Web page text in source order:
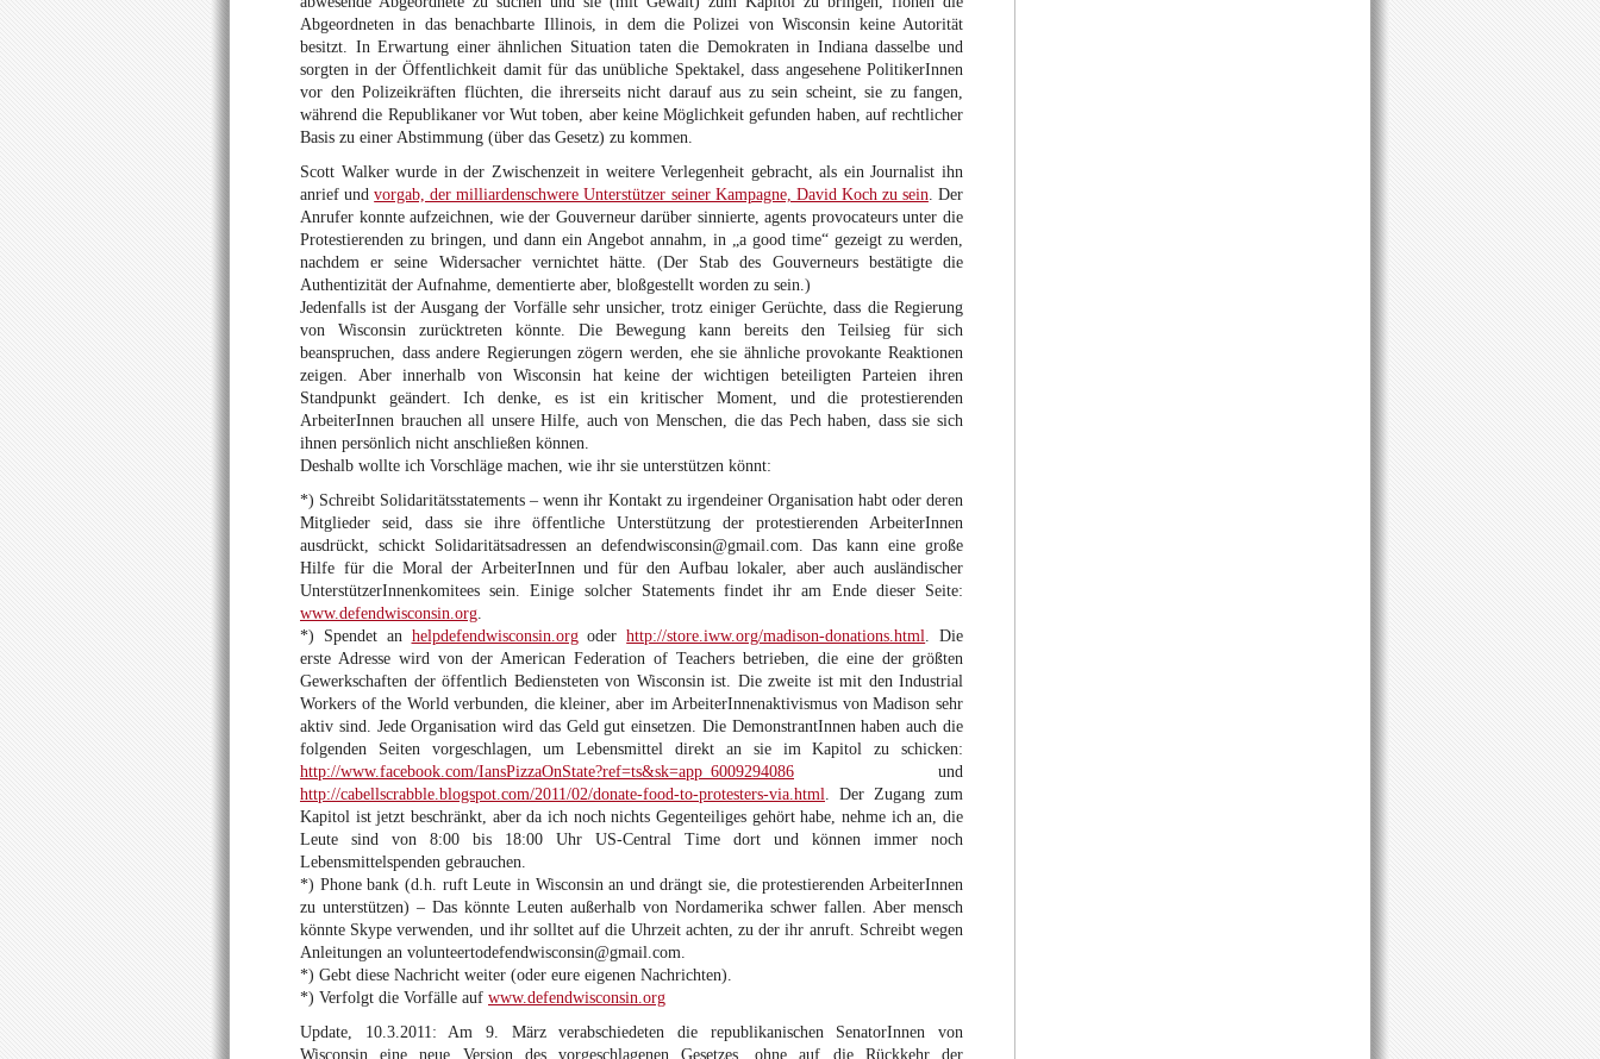
Abgeordneten in das benachbarte Illinois, in dem die Polizei von Wisconsin keine Autorität
besitzt. In Erwartung einer ähnlichen Situation taten die Demokraten in Indiana dasselbe und
sorgten in der Öffentlichkeit damit für das unübliche Spektakel, dass angesehene PolitikerInnen
vor den Polizeikräften flüchten, die ihrerseits nicht darauf aus zu sein scheint, sie zu fangen,
während die Republikaner vor Wut toben, aber keine Möglichkeit gefunden haben, auf rechtlicher
Basis zu einer Abstimmung (über das Gesetz) zu kommen.
Scott Walker wurde in der Zwischenzeit in weitere Verlegenheit gebracht, als ein Journalist ihn
anrief undvorgab, der milliardenschwere Unterstützer seiner Kampagne, David Koch zu sein. Der
Anrufer konnte aufzeichnen, wie der Gouverneur darüber sinnierte, agents provocateurs unter die
Protestierenden zu bringen, und dann ein Angebot annahm, in „a good time“ gezeigt zu werden,
nachdem er seine Widersacher vernichtet hätte. (Der Stab des Gouverneurs bestätigte die
Authentizität der Aufnahme, dementierte aber, bloßgestellt worden zu sein.)
Jedenfalls ist der Ausgang der Vorfälle sehr unsicher, trotz einiger Gerüchte, dass die Regierung
von Wisconsin zurücktreten könnte. Die Bewegung kann bereits den Teilsieg für sich
beanspruchen, dass andere Regierungen zögern werden, ehe sie ähnliche provokante Reaktionen
zeigen. Aber innerhalb von Wisconsin hat keine der wichtigen beteiligten Parteien ihren
Standpunkt geändert. Ich denke, es ist ein kritischer Moment, und die protestierenden
ArbeiterInnen brauchen all unsere Hilfe, auch von Menschen, die das Pech haben, dass sie sich
ihnen persönlich nicht anschließen können.
Deshalb wollte ich Vorschläge machen, wie ihr sie unterstützen könnt:
*) Schreibt Solidaritätsstatements – wenn ihr Kontakt zu irgendeiner Organisation habt oder deren
Mitglieder seid, dass sie ihre öffentliche Unterstützung der protestierenden ArbeiterInnen
ausdrückt, schickt Solidaritätsadressen an defendwisconsin@gmail.com. Das kann eine große
Hilfe für die Moral der ArbeiterInnen und für den Aufbau lokaler, aber auch ausländischer
UnterstützerInnenkomitees sein. Einige solcher Statements findet ihr am Ende dieser Seite:
www.defendwisconsin.org.
*) Spendet an helpdefendwisconsin.orgoderhttp://store.iww.org/madison-donations.html. Die
erste Adresse wird von der American Federation of Teachers betrieben, die eine der größten
Gewerkschaften der öffentlich Bediensteten von Wisconsin ist. Die zweite ist mit den Industrial
Workers of the World verbunden, die kleiner, aber im ArbeiterInnenaktivismus von Madison sehr
aktiv sind. Jede Organisation wird das Geld gut einsetzen. Die DemonstrantInnen haben auch die
folgenden Seiten vorgeschlagen, um Lebensmittel direkt an sie im Kapitol zu schicken:
http://www.facebook.com/IansPizzaOnState?ref=ts&sk=app_6009294086 und
http://cabellscrabble.blogspot.com/2011/02/donate-food-to-protesters-via.html. Der Zugang zum
Kapitol ist jetzt beschränkt, aber da ich noch nichts Gegenteiliges gehört habe, nehme ich an, die
Leute sind von 8:00 bis 18:00 Uhr US-Central Time dort und können immer noch
Lebensmittelspenden gebrauchen.
*) Phone bank (d.h. ruft Leute in Wisconsin an und drängt sie, die protestierenden ArbeiterInnen
zu unterstützen) – Das könnte Leuten außerhalb von Nordamerika schwer fallen. Aber mensch
könnte Skype verwenden, und ihr solltet auf die Uhrzeit achten, zu der ihr anruft. Schreibt wegen
Anleitungen an volunteertodefendwisconsin@gmail.com.
*) Gebt diese Nachricht weiter (oder eure eigenen Nachrichten).
*) Verfolgt die Vorfälle auf www.defendwisconsin.org
Update, 10.3.2011: Am 9. März verabschiedeten die republikanischen SenatorInnen von
Wisconsin eine neue Version des vorgeschlagenen Gesetzes, ohne auf die Rückkehr der